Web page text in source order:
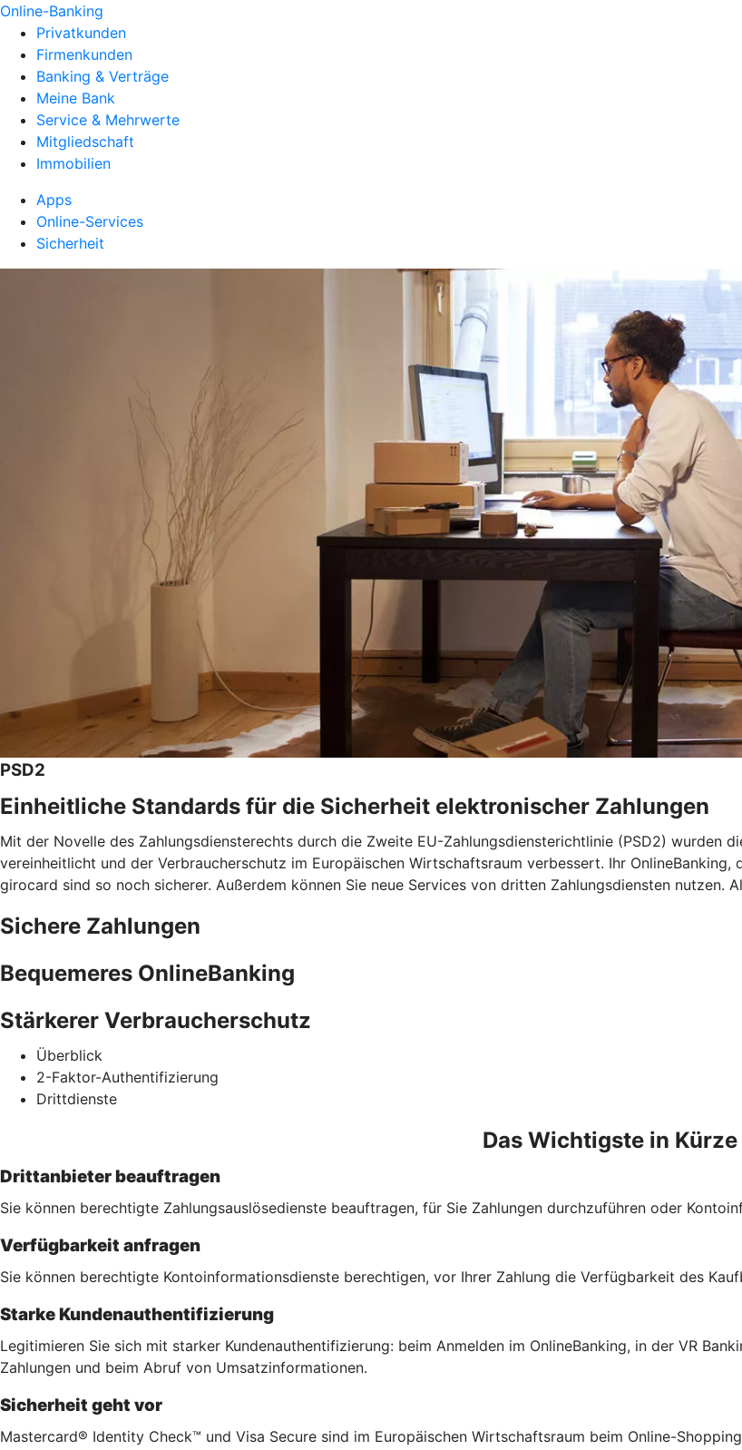
Online-Banking
Privatkunden
Firmenkunden
Banking & Verträge
Meine Bank
Service & Mehrwerte
Mitgliedschaft
Immobilien
Apps
Online-Services
Sicherheit
PSD2
Einheitliche Standards für die Sicherheit elektronischer Zahlungen
Mit der Novelle des Zahlungsdiensterechts durch die Zweite EU-Zahlungsdiensterichtlinie (PSD2) wurden
vereinheitlicht und der Verbraucherschutz im Europäischen Wirtschaftsraum verbessert. Ihr
girocard sind so noch sicherer. Außerdem können Sie neue Services von dritten Zahlungsdiensten nutzen.
Sichere Zahlungen
Bequemeres OnlineBanking
Stärkerer Verbraucherschutz
Überblick
2-Faktor-Authentifizierung
Drittdienste
Das Wichtigste in Kürze
Drittanbieter beauftragen
Sie können berechtigte Zahlungsauslösedienste beauftragen, für Sie Zahlungen durchzuführen oder
Verfügbarkeit anfragen
Sie können berechtigte Kontoinformationsdienste berechtigen, vor Ihrer Zahlung die Verfügbarkeit des
Starke Kundenauthentifizierung
Legitimieren Sie sich mit starker Kundenauthentifizierung: beim Anmelden im OnlineBanking, in der VR
Zahlungen und beim Abruf von Umsatzinformationen.
Sicherheit geht vor
Mastercard® Identity Check™ und Visa Secure sind im Europäischen Wirtschaftsraum beim Online-